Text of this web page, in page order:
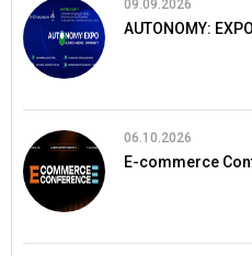
09.09.2026
AUTONOMY: EXPO
06.10.2026
E-commerce